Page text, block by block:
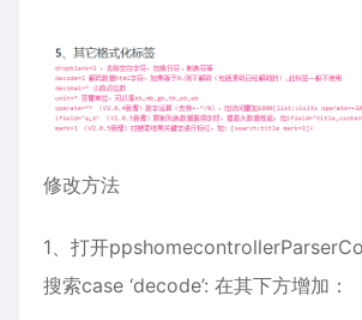
修改方法
1、打开
搜索case ‘decode’: 在其下方增加：